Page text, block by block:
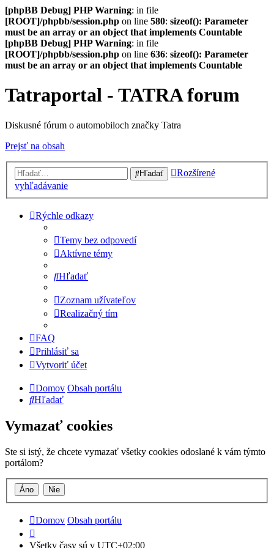
[phpBB Debug] PHP Warning: in file
[ROOT]/phpbb/session.php on line 580: sizeof(): Parameter
must be an array or an object that implements Countable
[phpBB Debug] PHP Warning: in file
[ROOT]/phpbb/session.php on line 636: sizeof(): Parameter
must be an array or an object that implements Countable
Tatraportal - TATRA forum
Diskusné fórum o automobiloch značky Tatra
Prejsť na obsah
Hľadať
Rozšírené
vyhľadávanie
Rýchle odkazy
Temy bez odpovedí
Aktívne témy
Hľadať
Zoznam užívateľov
Realizačný tím
FAQ
Prihlásiť sa
Vytvoriť účet
Domov Obsah portálu
Hľadať
Vymazať cookies
Ste si istý, že chcete vymazať všetky cookies odoslané k vám týmto
portálom?
Domov Obsah portálu
Všetky časy sú v UTC+02:00